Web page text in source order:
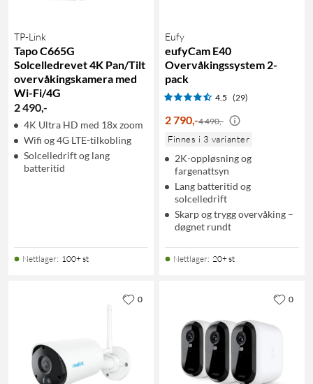
TP-Link
Tapo C665G
Solcelledrevet 4K Pan/Tilt
overvåkingskamera med
Wi-Fi/4G
2 490,-
4K Ultra HD med 18x zoom
Wifi og 4G LTE-tilkobling
Solcelledrift og lang
batteritid
Nettlager: 100+ st
Eufy
eufyCam E40
Overvåkingssystem 2-
pack
4.5 (29)
2 790,-4 490,-
Finnes i 3 varianter
2K-oppløsning og
fargenattsyn
Lang batteritid og
solcelledrift
Skarp og trygg overvåking –
døgnet rundt
Nettlager: 20+ st
0 0